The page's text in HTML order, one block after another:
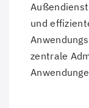
und
zentrale